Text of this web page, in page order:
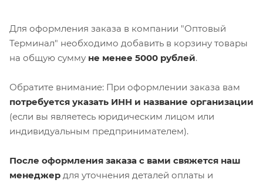
Для оформления заказа в компании "Оптовый
Терминал" необходимо добавить в корзину товары
на общую сумму не менее 5000 рублей.
Обратите внимание: При оформлении заказа вам
потребуется указать ИНН и название организации
(если вы являетесь юридическим лицом или
индивидуальным предпринимателем).
После оформления заказа с вами свяжется наш
менеджер для уточнения деталей оплаты и